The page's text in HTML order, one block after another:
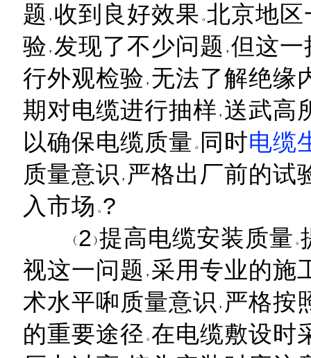
题 收到良好效果 北京地区
验 发现了不少问题 但这一
行外观检验 无法了解绝缘
期对电缆进行抽样 送武高
以确保电缆质量 同时电缆
质量意识 严格出厂前的试
入市场 ?
2 提高电缆安装质量
视这一问题 采用专业的施
术水平啝质量意识 严格按
的重要途径 在电缆敷设时